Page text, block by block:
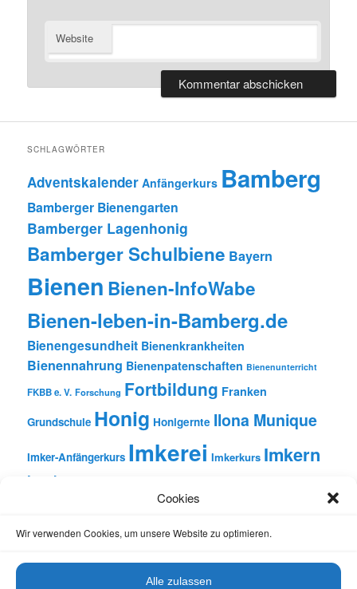
Cookies
Wir verwenden Cookies, um unsere Website zu optimieren.
Alle zulassen
Website
SCHLAGWÖRTER
Adventskalender Anfängerkurs Bamberg
Bamberger Bienengarten
Bamberger Lagenhonig
Bamberger Schulbiene Bayern
Bienen Bienen-InfoWabe
Bienen-leben-in-Bamberg.de
Bienengesundheit Bienenkrankheiten
Bienennahrung Bienenpatenschaften Bienenunterricht
FKBB e. V. Forschung Fortbildung Franken
Grundschule Honig Honigernte Ilona Munique
Imker-Anfängerkurs Imkerei Imkerkurs Imkern
Insekten
Natur Oberfranken
Unterricht
Vortrag Wachs